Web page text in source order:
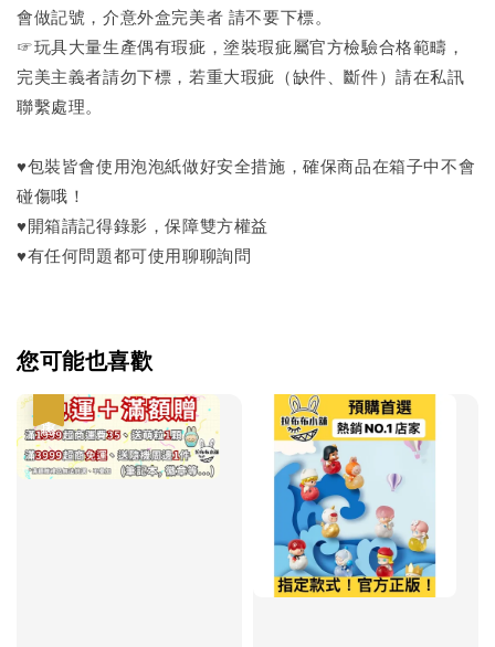
會做記號，介意外盒完美者 請不要下標。
☞玩具大量生產偶有瑕疵，塗裝瑕疵屬官方檢驗合格範疇，
完美主義者請勿下標，若重大瑕疵（缺件、斷件）請在私訊
聯繫處理。
♥包裝皆會使用泡泡紙做好安全措施，確保商品在箱子中不會
碰傷哦！
♥開箱請記得錄影，保障雙方權益
♥有任何問題都可使用聊聊詢問
您可能也喜歡